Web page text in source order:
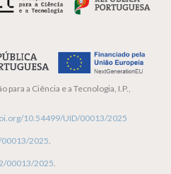
para a Ciência e a Tecnologia, I.P.,
10.54499/UID/00013/2025
00013/2025.
00013/2025.